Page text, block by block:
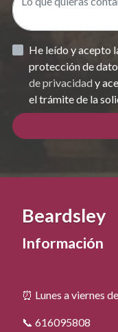
He leído y acepto la información básica sobre
de privacidad y
el trámite de la
Beardsley
Información
⏰ Lunes a viernes
📞 616095808